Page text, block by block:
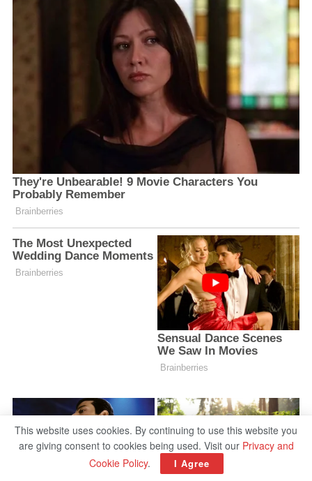
This website uses cookies. By continuing to use this website you
are giving consent to cookies being used. Visit our Privacy and
Cookie Policy. I Agree